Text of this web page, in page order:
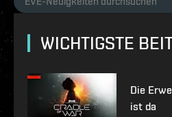
WICHTIGSTE
Die
ist da